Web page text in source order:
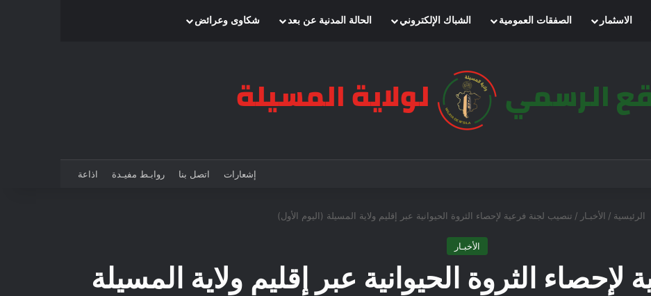
الاسثمار الصفقات العمومية الشباك الإلكتروني الحالة المدنية عن بعد شكاوى وعرائض
إشعارات اتصل بنا روابـط مفيـدة اذاعة
الرئيسية / الأخبـار / تنصيب لجنة فرعية لإحصاء الثروة الحيوانية عبر إقليم ولاية المسيلة (اليوم الأول)
الأخبـار
الثروة الحيوانية عبر إقليم ولاية المسيلة